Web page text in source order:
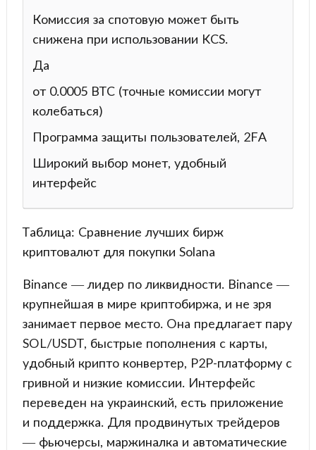
Комиссия за спотовую может быть
снижена при использовании KCS.
Да
от 0.0005 BTC (точные комиссии могут
колебаться)
Программа защиты пользователей, 2FA
Широкий выбор монет, удобный
интерфейс
Таблица: Сравнение лучших бирж
криптовалют для покупки Solana
Binance — лидер по ликвидности. Binance —
крупнейшая в мире криптобиржа, и не зря
занимает первое место. Она предлагает пару
SOL/USDT, быстрые пополнения с карты,
удобный крипто конвертер, P2P-платформу с
гривной и низкие комиссии. Интерфейс
переведен на украинский, есть приложение
и поддержка. Для продвинутых трейдеров
— фьючерсы, маржиналка и автоматические